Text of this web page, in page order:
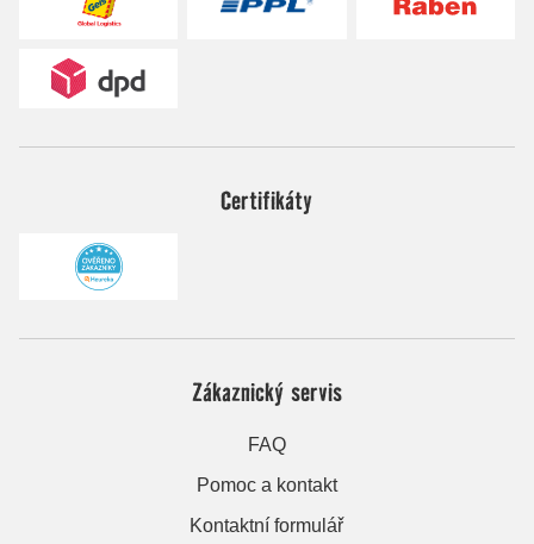
Certifikáty
Zákaznický servis
FAQ
Pomoc a kontakt
Kontaktní formulář